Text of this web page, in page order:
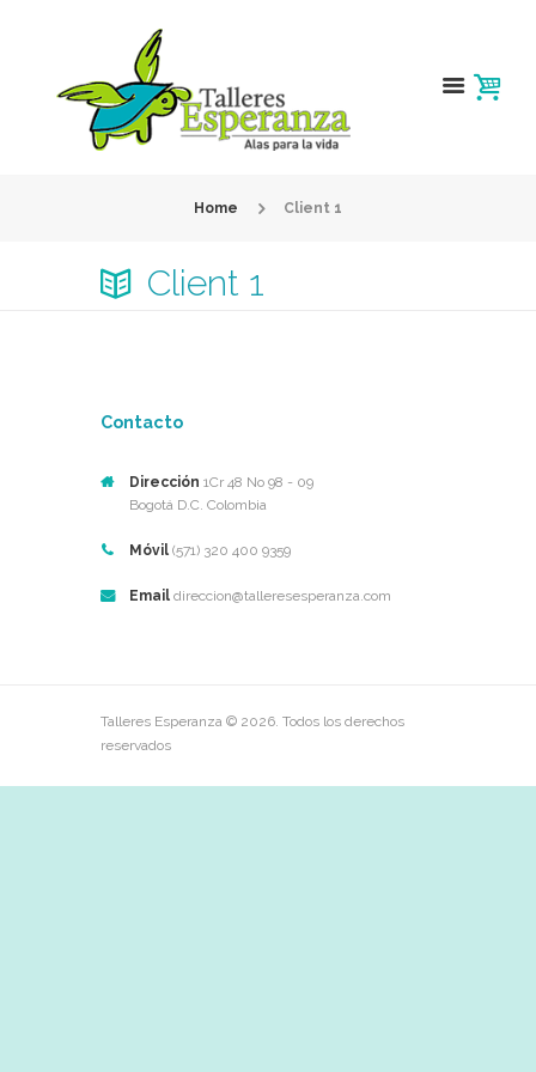
Home Client 1
Client 1
Contacto
Dirección 1Cr 48 No 98 - 09
Bogotá D.C. Colombia
Móvil (571) 320 400 9359
Email direccion@talleresesperanza.com
Talleres Esperanza © 2026. Todos los derechos
reservados